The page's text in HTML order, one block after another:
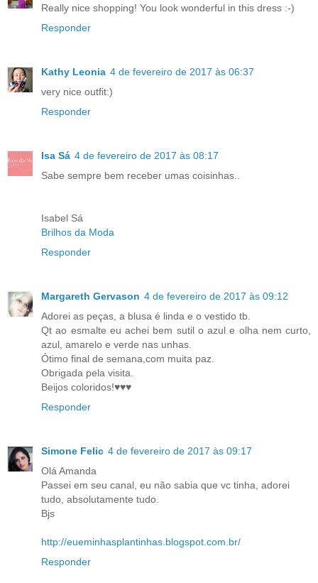
Really nice shopping! You look wonderful in this dress :-)
Responder
Kathy Leonia 4 de fevereiro de 2017 às 06:37
very nice outfit:)
Responder
Isa Sá 4 de fevereiro de 2017 às 08:17
Sabe sempre bem receber umas coisinhas..
Isabel Sá
Brilhos da Moda
Responder
Margareth Gervason 4 de fevereiro de 2017 às 09:12
Adorei as peças, a blusa é linda e o vestido tb.
Qt ao esmalte eu achei bem sutil o azul e olha nem curto,
azul, amarelo e verde nas unhas.
Ótimo final de semana,com muita paz.
Obrigada pela visita.
Beijos coloridos!♥♥♥
Responder
Simone Felic 4 de fevereiro de 2017 às 09:17
Olá Amanda
Passei em seu canal, eu não sabia que vc tinha, adorei
tudo, absolutamente tudo.
Bjs
http://eueminhasplantinhas.blogspot.com.br/
Responder